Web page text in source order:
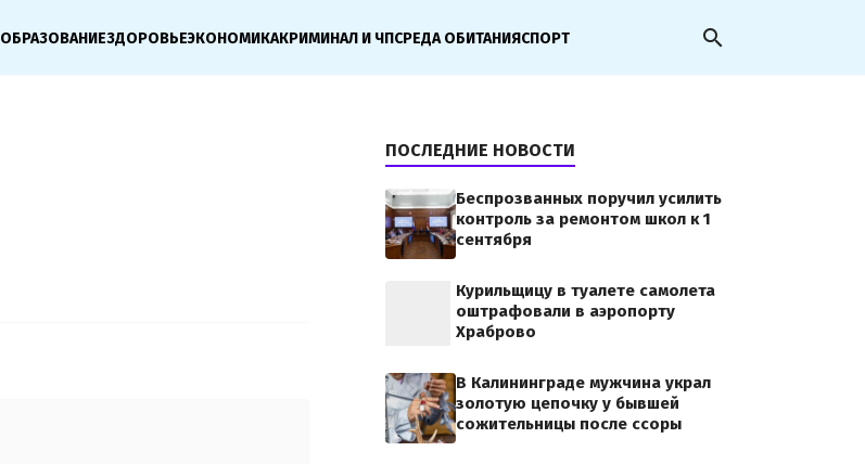
ОБРАЗОВАНИЕЗДОРОВЬЕЭКОНОМИКАКРИМИНАЛ И ЧПСРЕДА ОБИТАНИЯСПОРТ search
ПОСЛЕДНИЕ НОВОСТИ
Беспрозванных поручил усилить
контроль за ремонтом школ к 1
сентября
Курильщицу в туалете самолета
оштрафовали в аэропорту
Храброво
В Калининграде мужчина украл
золотую цепочку у бывшей
сожительницы после ссоры